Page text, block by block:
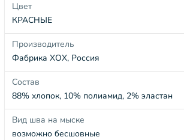
Цвет
КРАСНЫЕ
Производитель
Фабрика ХОХ, Россия
Состав
88% хлопок, 10% полиамид, 2% эластан
Вид шва на мыске
возможно бесшовные